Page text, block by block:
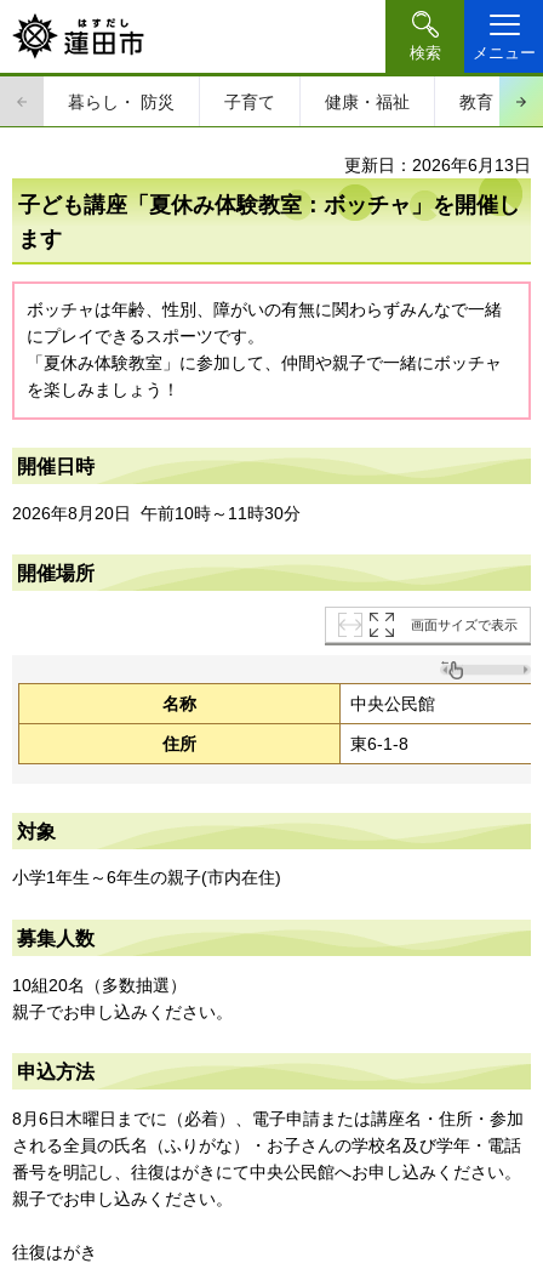
検索 メニュー
暮らし・ 防災 子育て 健康・福祉 教育・文
更新日：2026年6月13日
子ども講座「夏休み体験教室：ボッチャ」を開催し
ます
ボッチャは年齢、性別、障がいの有無に関わらずみんなで一緒
にプレイできるスポーツです。
「夏休み体験教室」に参加して、仲間や親子で一緒にボッチャ
を楽しみましょう！
開催日時
2026年8月20日 午前10時～11時30分
開催場所
画面サイズで表示
名称 中央公民館
住所 東6-1-8
対象
小学1年生～6年生の親子(市内在住)
募集人数
10組20名（多数抽選）
親子でお申し込みください。
申込方法
8月6日木曜日までに（必着）、電子申請または講座名・住所・参加
される全員の氏名（ふりがな）・お子さんの学校名及び学年・電話
番号を明記し、往復はがきにて中央公民館へお申し込みください。
親子でお申し込みください。
往復はがき